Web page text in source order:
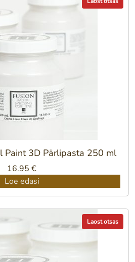
Paint 3D Pärlipasta 250 ml
16.95 €
Loe edasi
Laost otsas